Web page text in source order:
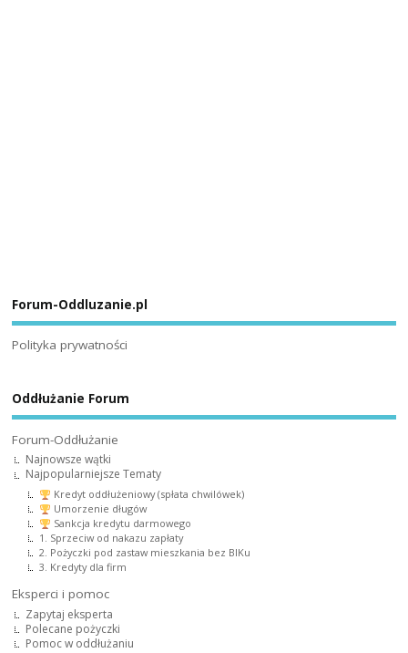
Forum-Oddluzanie.pl
Polityka prywatności
Oddłużanie Forum
Forum-Oddłużanie
Najnowsze wątki
Najpopularniejsze Tematy
Kredyt oddłużeniowy (spłata chwilówek)
Umorzenie długów
Sankcja kredytu darmowego
1. Sprzeciw od nakazu zapłaty
2. Pożyczki pod zastaw mieszkania bez BIKu
3. Kredyty dla firm
Eksperci i pomoc
Zapytaj eksperta
Polecane pożyczki
Pomoc w oddłużaniu